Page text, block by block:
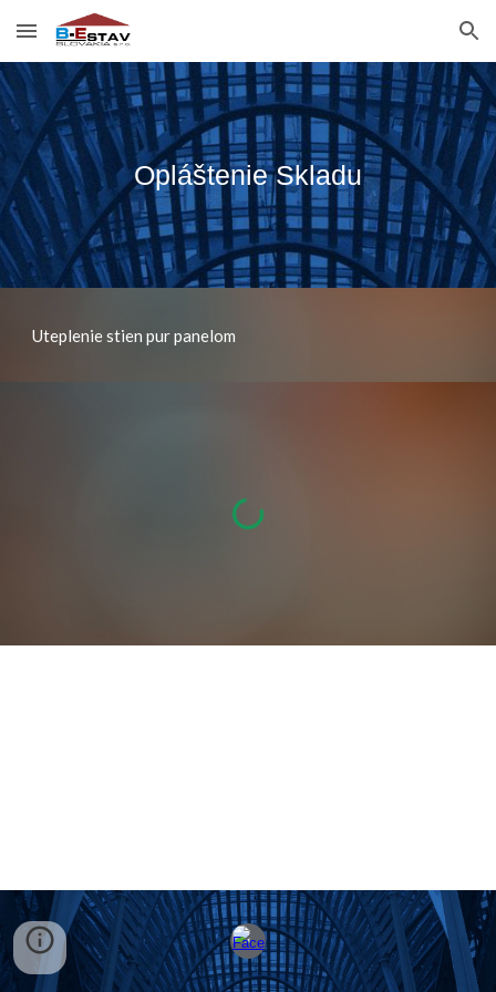
Skip to main content Skip to navigation
Opláštenie Skladu
Uteplenie stien pur panelom